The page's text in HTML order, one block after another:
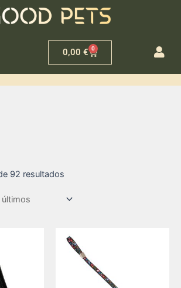
0,00 € 0
92 resultados